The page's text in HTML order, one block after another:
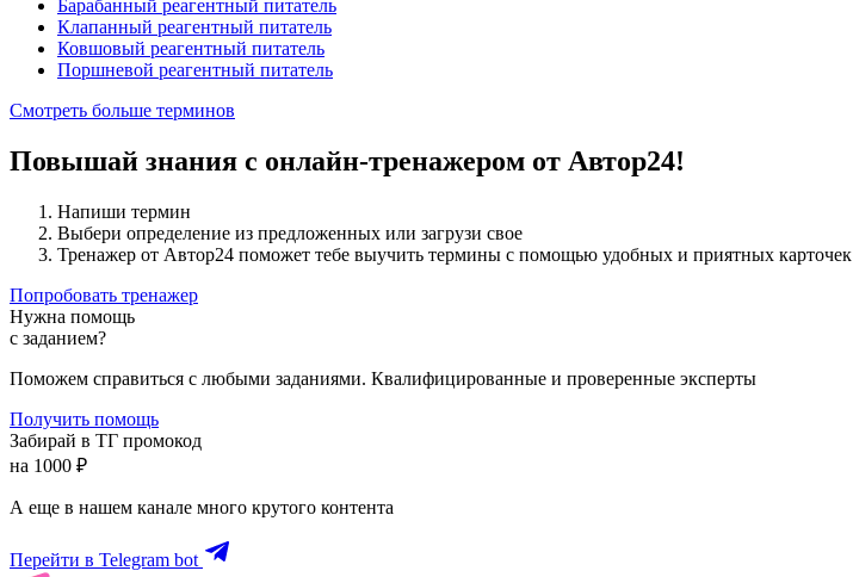
Барабанный реагентный питатель
Клапанный реагентный питатель
Ковшовый реагентный питатель
Поршневой реагентный питатель
Смотреть больше терминов
Повышай знания с онлайн-тренажером от Автор24!
Напиши термин
Выбери определение из предложенных или загрузи свое
Тренажер от Автор24 поможет тебе выучить термины с помощью удобных и приятных карточек
Попробовать тренажер
Нужна помощь
с заданием?
Поможем справиться с любыми заданиями. Квалифицированные и проверенные эксперты
Получить помощь
Забирай в ТГ промокод
на 1000 ₽
А еще в нашем канале много крутого контента
Перейти в Telegram bot